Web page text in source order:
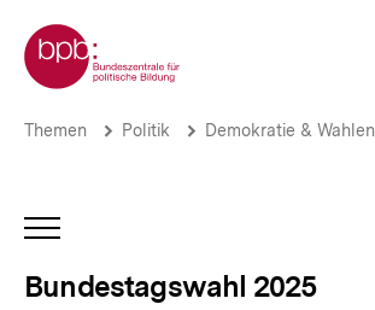
zum
Seiteninhalt
springen
Zur Startseite der bpb
Volt
2025
Brotkrümelnavigation
Pfadnavigation
Themen Politik Demokratie & Wahlen
INHALTSNAVIGATION
Bundestagswahl 2025